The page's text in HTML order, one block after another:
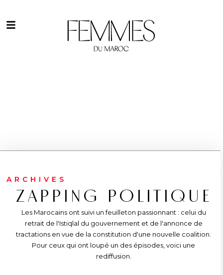
ARCHIVES
ZAPPING POLITIQUE
Les Marocains ont suivi un feuilleton passionnant : celui du
retrait de l'Istiqlal du gouvernement et de l'annonce de
tractations en vue de la constitution d'une nouvelle coalition.
Pour ceux qui ont loupé un des épisodes, voici une
rediffusion.